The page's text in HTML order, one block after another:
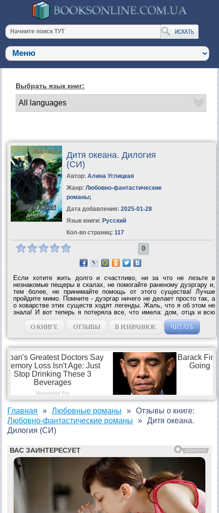
Выбрать язык книг:
Дитя океана. Дилогия
(СИ)
Автор: Алина Углицкая
Жанр: Любовно-фантастические
романы;
Дата добавления: 2025-01-28
Язык книги: Русский
Кол-во страниц: 117
0
Если хотите жить долго и счастливо, ни за что не лезьте в
незнакомые пещеры в скалах, не помогайте раненому дуэргару и,
тем более, не принимайте помощь от этого существа! Лучше
пройдите мимо. Помните - дуэргар ничего не делает просто так, а
о коварстве этих существ ходят легенды. Жаль, что я об этом не
знала! И вот теперь я потеряла все, что имела: дом, отца и всю
свою прежнюю жизнь. Зато стала обладательницей древнего
артефакта, завела...
О КНИГЕ ОТЗЫВЫ В ИЗБРАННОЕ ЧИТАТЬ
Главная
Любовные романы
Любовно-фантастические романы
Отзывы о книге:
Дитя океана.
Дилогия (СИ)